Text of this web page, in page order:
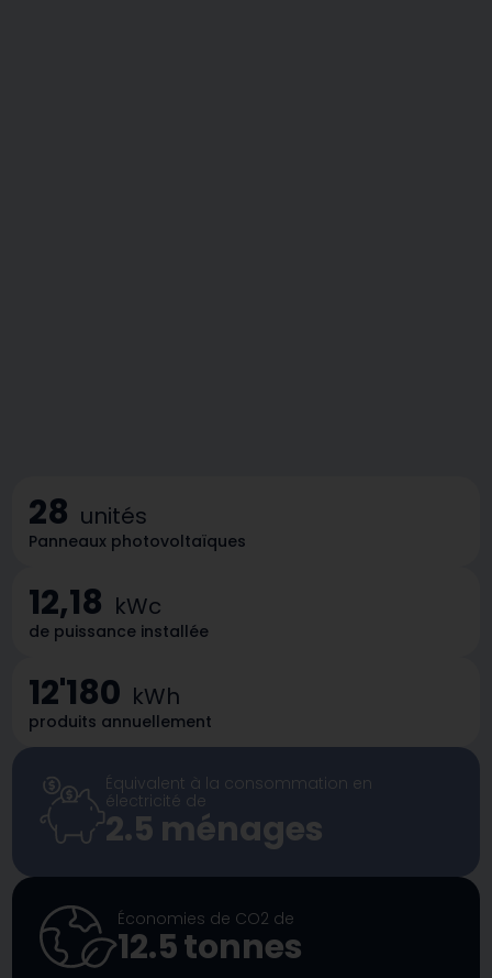
28 unités
Panneaux photovoltaïques
12,18 kWc
de puissance installée
12'180 kWh
produits annuellement
Équivalent à la consommation en
électricité de
2.5 ménages
Économies de CO2 de
12.5tonnes